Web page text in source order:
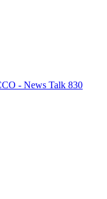
- News Talk 830